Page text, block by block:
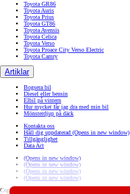
Toyota GR86
Toyota Auris
Toyota Prius
Toyota GT86
Toyota Avensis
Toyota Celica
Toyota Verso
Toyota Proace City Verso Electric
Toyota Camry
Artiklar
Bogsera bil
Diesel eller bensin
Elbil på vintern
Hur mycket får jag dra med min bil
Mönsterdjup på däck
Kontakta oss
Håll dig uppdaterad (Opens in new window)
Tillgänglighet
Data Act
(Opens in new window)
(Opens in new window)
(Opens in new window)
(Opens in new window)
Copyright © Toyota 2026